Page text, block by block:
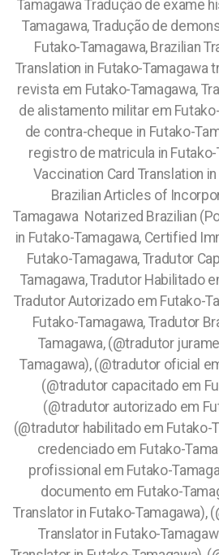
Tamagawa Tradução de exame
Tamagawa, Tradução de
Futako-Tamagawa, Brazilian
Translation in Futako-Tamagawa
revista em Futako-Tamagawa,
de alistamento militar em
de contra-cheque in Futako-
registro de matricula in Futako-
Vaccination Card Translation
Brazilian Articles of
Tamagawa Notarized Brazilian
in Futako-Tamagawa, Certified
Futako-Tamagawa, Tradutor
Tamagawa, Tradutor Habilitado
Tradutor Autorizado em Futako-
Futako-Tamagawa, Tradutor
Tamagawa, (@tradutor
Tamagawa), (@tradutor oficial
(@tradutor capacitado em
(@tradutor autorizado em
(@tradutor habilitado em Futako-
credenciado em Futako-
profissional em Futako-
documento em Futako-
Translator in Futako-Tamagawa),
Translator in Futako-